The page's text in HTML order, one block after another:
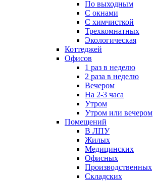
По выходным
С окнами
С химчисткой
Трехкомнатных
Экологическая
Коттеджей
Офисов
1 раз в неделю
2 раза в неделю
Вечером
На 2-3 часа
Утром
Утром или вечером
Помещений
В ЛПУ
Жилых
Медицинских
Офисных
Производственных
Складских